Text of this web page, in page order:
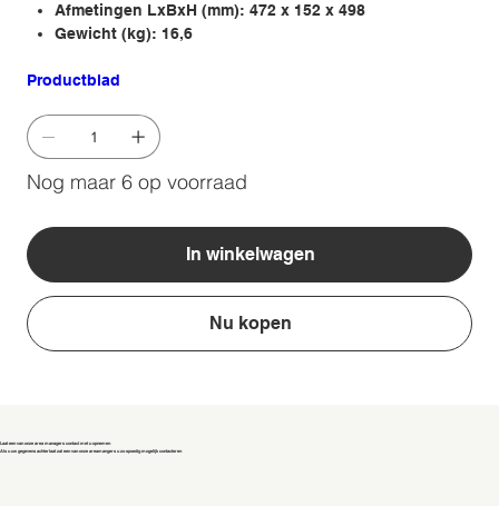
Afmetingen LxBxH (mm): 472 x 152 x 498
Gewicht (kg): 16,6
Productblad
Nog maar 6 op voorraad
In winkelwagen
Nu kopen
Laat een van onze area managers contact met u opnemen
Als u uw gegevens achterlaat zal een van onze areamangers u zo spoedig mogelijk contacteren